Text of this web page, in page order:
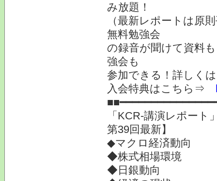
み放題！
（最新レポートは原
無料勉強会
の録音が聞けて資料
強会も
参加できる！詳し
入会特典はこちら⇒
「KCR-講演レポート
第39回最新】
◆マクロ経済動向
◆株式相場環境
◆日銀動向